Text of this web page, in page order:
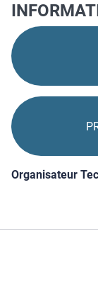
Organisateur